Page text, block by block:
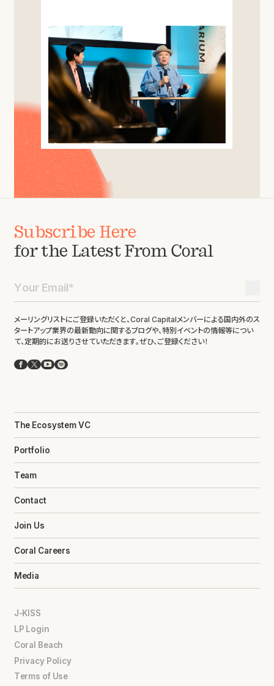
Subscribe Here
for the Latest From Coral
メーリングリストにご登録いただくと、Coral Capitalメンバーによる国内外のス
タートアップ業界の最新動向に関するブログや、特別イベントの情報等につい
て、定期的にお送りさせていただきます。ぜひ、ご登録ください！
Facebook
X YouTube
Spotify
The Ecosystem VC
Portfolio
Team
Contact
Join Us
Coral Careers
Media
J-KISS
LP Login
Coral Beach
Privacy Policy
Terms of Use